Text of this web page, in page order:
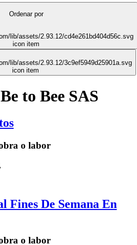
Ordenar por
to Bee SAS
o labor
Fines De Semana En
o labor